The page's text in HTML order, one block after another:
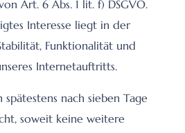
Art. 6 Abs. 1 lit. f) DSGVO.
Interesse liegt in der
Funktionalität und
Internetauftritts.
nach sieben Tage
soweit keine weitere